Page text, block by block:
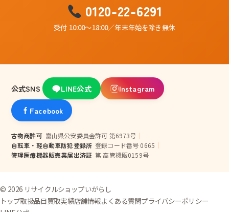
0120-22-6291
受付 10:00〜18:00／年末年始を除き無休
公式SNS LINE公式 Instagram
Facebook
古物商許可 富山県公安委員会許可 第6973号 ｜
自転車・軽自動車防犯登録所 登録コード番号 0665 ｜
管理医療機器販売業届出済証 第 高管機販0159号
© 2026 リサイクルショップいがらし
トップ取扱品目買取実績店舗情報よくある質問プライバシーポリシー